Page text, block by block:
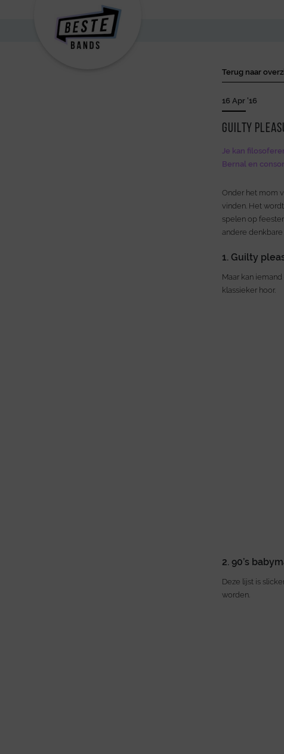
Terug naar
16 Apr '16
Guilty
Je kan
Bernal en
Onder het mom
vinden. Het
spelen op
andere
1. Guilty
Maar kan
klassieker hoor.
2. 90’s
Deze lijst is
worden.